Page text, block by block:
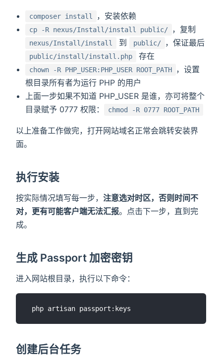
composer install ，安装依赖
cp -R nexus/Install/install public/ ，复制
nexus/Install/install 到 public/ ，保证最后
public/install/install.php 存在
chown -R PHP_USER:PHP_USER ROOT_PATH
，设置
根目录所有者为运行 PHP 的用户
上面一步如果不知道 PHP_USER 是谁，亦可将整个
目录赋予 0777 权限：
chmod -R 0777 ROOT_PATH
以上准备工作做完，打开网站域名正常会跳转安装界
面。
执行安装
按实际情况填写每一步， 注意选对时区，否则时间不
对，更有可能客户端无法汇报。点击下一步，直到完
成。
生成 Passport 加密密钥
进入网站根目录，执行以下命令：
创建后台任务